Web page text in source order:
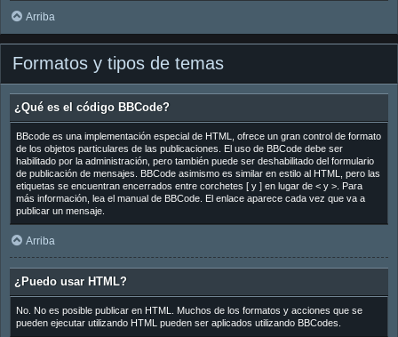
Arriba
Formatos y tipos de temas
¿Qué es el código BBCode?
BBcode es una implementación especial de HTML, ofrece un gran control de formato
de los objetos particulares de las publicaciones. El uso de BBCode debe ser
habilitado por la administración, pero también puede ser deshabilitado del formulario
de publicación de mensajes. BBCode asimismo es similar en estilo al HTML, pero las
etiquetas se encuentran encerrados entre corchetes [ y ] en lugar de < y >. Para
más información, lea el manual de BBCode. El enlace aparece cada vez que va a
publicar un mensaje.
Arriba
¿Puedo usar HTML?
No. No es posible publicar en HTML. Muchos de los formatos y acciones que se
pueden ejecutar utilizando HTML pueden ser aplicados utilizando BBCodes.